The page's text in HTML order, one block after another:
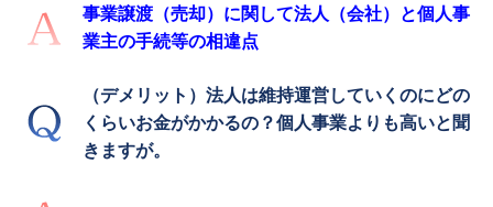
事業譲渡（売却）に関して法人（会社）と個人事
業主の手続等の相違点
（デメリット）法人は維持運営していくのにどの
くらいお金がかかるの？個人事業よりも高いと聞
きますが。